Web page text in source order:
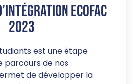
Ecofac
2023
est une étape
parcours de nos
de développer la